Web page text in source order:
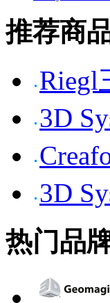
推荐商
Riegl
3D
3D
热门品